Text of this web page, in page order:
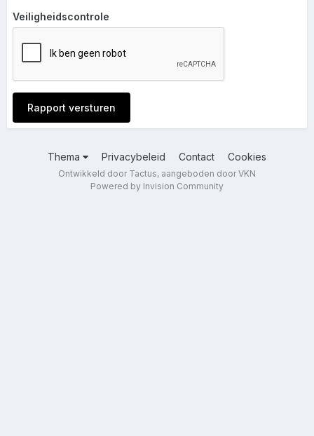
Veiligheidscontrole
Rapport versturen
Thema Privacybeleid Contact Cookies
Ontwikkeld door Tactus, aangeboden door VKN
Powered by Invision Community